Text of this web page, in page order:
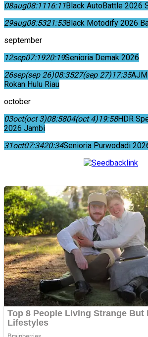
08aug08:1116:11Black AutoBattle 2026
29aug08:5321:53Black Motodify 2026
september
12sep07:1920:19Senioria Demak 2026
26sep(sep 26)08:3527(sep 27)17:35
Rokan Hulu Riau
october
03oct(oct 3)08:5804(oct 4)19:58HDR
2026 Jambi
31oct07:3420:34Senioria Purwodadi